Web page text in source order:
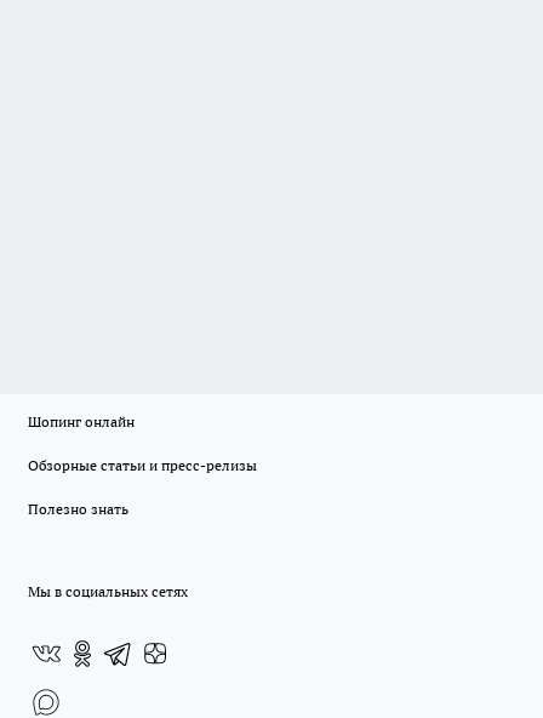
Шопинг онлайн
Обзорные статьи и пресс-релизы
Полезно знать
Мы в социальных сетях